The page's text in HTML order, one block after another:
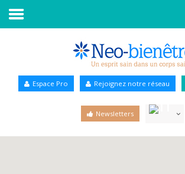
Annuaire Bien-être
Espace Pro Rejoignez notre réseau
Newsletters